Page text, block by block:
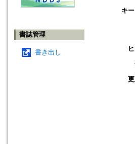
書誌管理
書き出し
キ